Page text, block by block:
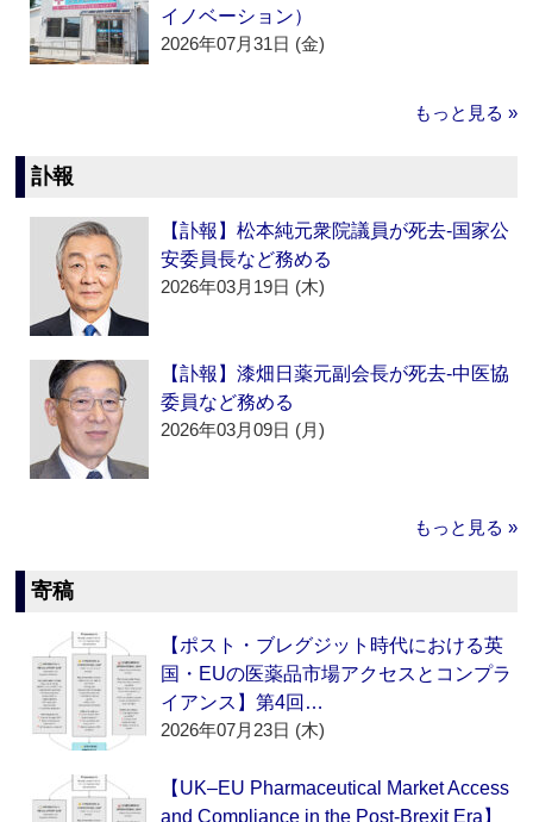
イノベーション）
2026年07月31日 (金)
もっと見る »
訃報
【訃報】松本純元衆院議員が死去‐国家公
安委員長など務める
2026年03月19日 (木)
【訃報】漆畑日薬元副会長が死去‐中医協
委員など務める
2026年03月09日 (月)
もっと見る »
寄稿
【ポスト・ブレグジット時代における英
国・EUの医薬品市場アクセスとコンプラ
イアンス】第4回…
2026年07月23日 (木)
【UK–EU Pharmaceutical Market Access
and Compliance in the Post-Brexit Era】